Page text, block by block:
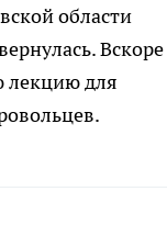
области
Вскоре
лекцию для